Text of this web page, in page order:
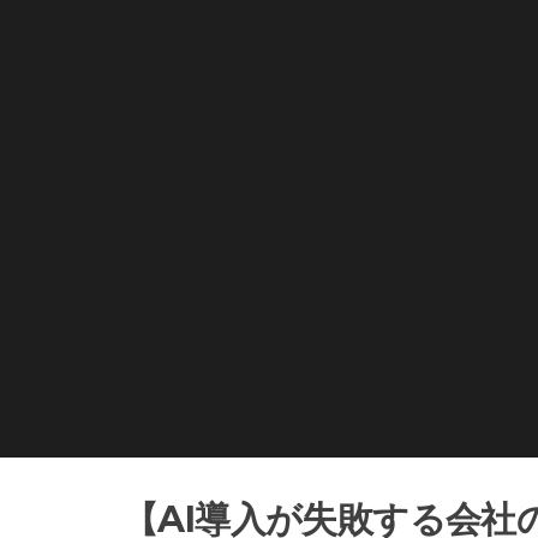
【AI導入が失敗する会社